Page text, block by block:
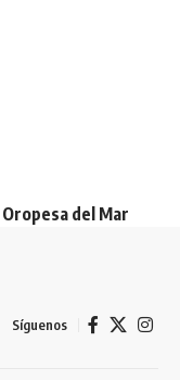
del Mar
Síguenos